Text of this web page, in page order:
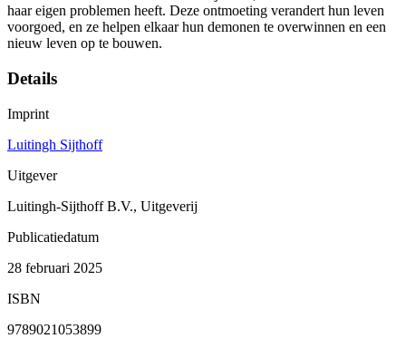
haar eigen problemen heeft. Deze ontmoeting verandert hun leven
voorgoed, en ze helpen elkaar hun demonen te overwinnen en een
nieuw leven op te bouwen.
Details
Imprint
Luitingh Sijthoff
Uitgever
Luitingh-Sijthoff B.V., Uitgeverij
Publicatiedatum
28 februari 2025
ISBN
9789021053899